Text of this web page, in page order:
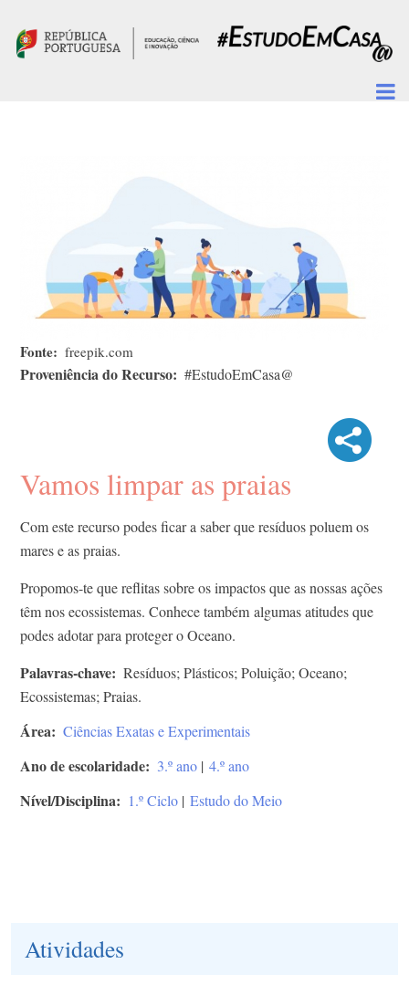
Fonte freepik.com
Proveniência do Recurso #EstudoEmCasa@
Vamos limpar as praias
Com este recurso podes ficar a saber que resíduos poluem os
mares e as praias.
Propomos-te que reflitas sobre os impactos que as nossas ações
têm nos ecossistemas. Conhece também algumas atitudes que
podes adotar para proteger o Oceano.
Palavras-chave
Resíduos; Plásticos; Poluição; Oceano;
Ecossistemas; Praias.
Área Ciências Exatas e Experimentais
Ano de escolaridade 3.º ano | 4.º ano
Nível/Disciplina 1.º Ciclo | Estudo do Meio
Atividades